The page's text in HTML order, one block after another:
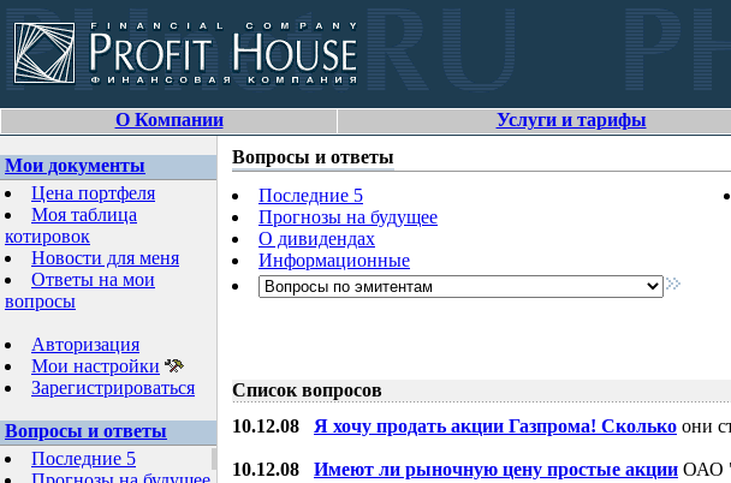
О Компании
Услуги и тарифы
Мои документы
Цена портфеля
Моя таблица
котировок
Новости для меня
Ответы на мои
вопросы
Авторизация
Мои настройки
Зарегистрироваться
Вопросы и ответы
Последние 5
Вопросы и ответы
Последние 5
Прогнозы на будущее
О дивидендах
Информационные
Список вопросов
10.12.08 Я хочу продать акции Газпрома! Сколько они
10.12.08 Имеют ли рыночную цену простые акции ОАО